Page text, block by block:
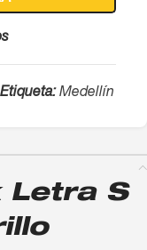
Etiqueta: Medellín
Letra S